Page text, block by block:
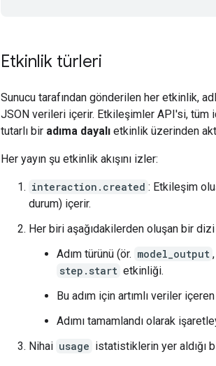
Etkinlik türleri
Sunucu tarafından gönderilen her etkinlik,
JSON verileri içerir. Etkileşimler API'si, tüm
tutarlı bir adıma dayalı etkinlik üzerinden
Her yayın şu etkinlik akışını izler:
interaction.created : Etkileşim
durum) içerir.
Her biri aşağıdakilerden oluşan bir dizi
Adım türünü (ör. model_output ,
step.start etkinliği.
Bu adım için artımlı veriler
Adımı tamamlandı olarak
Nihai usage istatistiklerin yer aldığı